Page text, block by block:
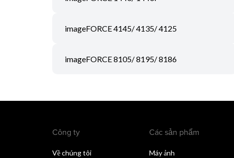
imageFORCE 4145/ 4135/ 4125
imageFORCE 8105/ 8195/ 8186
Công ty
Về chúng tôi
Các sản phẩm
Máy ảnh